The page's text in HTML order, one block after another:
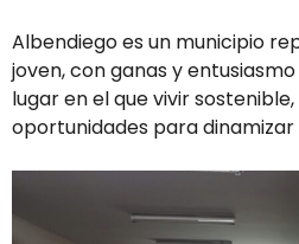
Albendiego es un municipio
joven, con ganas y
lugar en el que vivir
oportunidades para